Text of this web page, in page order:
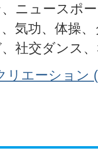
ニュースポ
気功、体操
社交ダンス
リエーション